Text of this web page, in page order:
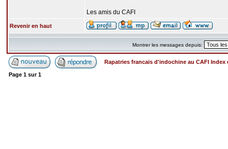
Les amis du CAFI
Revenir en haut
Montrer les messages depuis:
Rapatries francais d'indochine au CAFI Index
Page 1 sur1